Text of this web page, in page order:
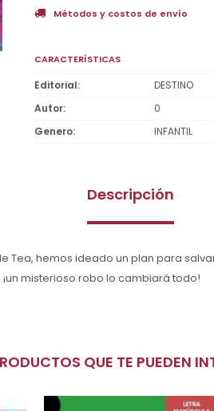
Métodos y costos de envío
CARACTERÍSTICAS
Editorial
DESTINO
Autor
0
Genero
INFANTIL
Descripción
Tea, hemos ideado un plan para
misterioso robo lo cambiará todo!
PRODUCTOS QUE TE PUEDEN